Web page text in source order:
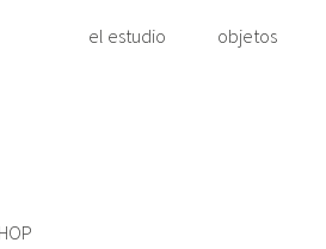
el estudio objetos